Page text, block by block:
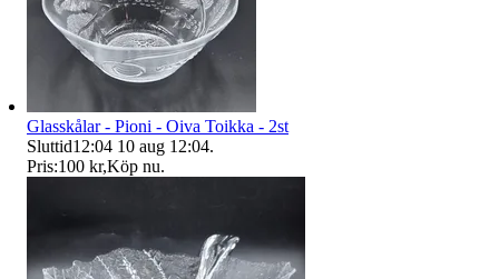
Glasskålar - Pioni - Oiva Toikka - 2st
Sluttid12:04 10 aug 12:04.
Pris:100 kr,Köp nu.